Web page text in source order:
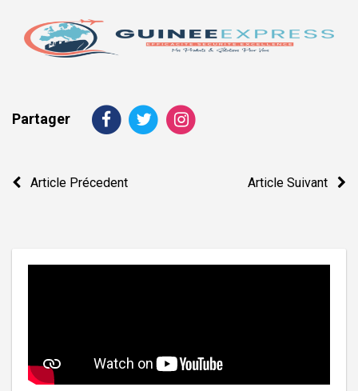
Partager
Navigation
Article Précedent Article Suivant